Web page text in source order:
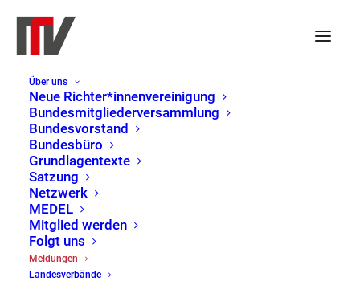
Über uns
Neue Richter*innenvereinigung
Bundesmitgliederversammlung
Bundesvorstand
Bundesbüro
Grundlagentexte
Satzung
Netzwerk
MEDEL
Mitglied werden
Folgt uns
Meldungen
Landesverbände